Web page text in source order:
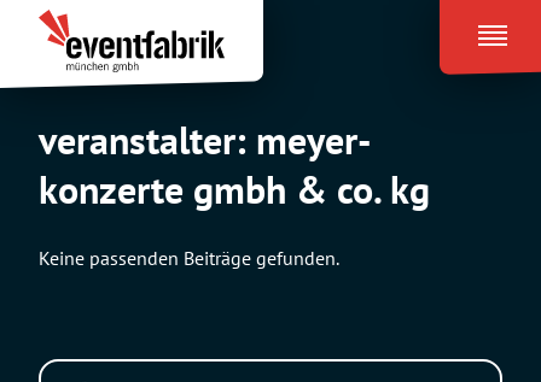
Inhalt
springen
Eventfabrik
München
veranstalter: meyer-
konzerte gmbh & co. kg
Keine passenden Beiträge gefunden.